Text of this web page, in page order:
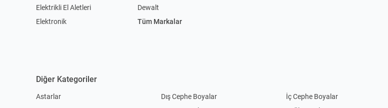
Elektrikli El Aletleri
Elektronik
Dewalt
Tüm Markalar
Diğer Kategoriler
Astarlar Dış Cephe Boyalar İç Cephe Boyalar